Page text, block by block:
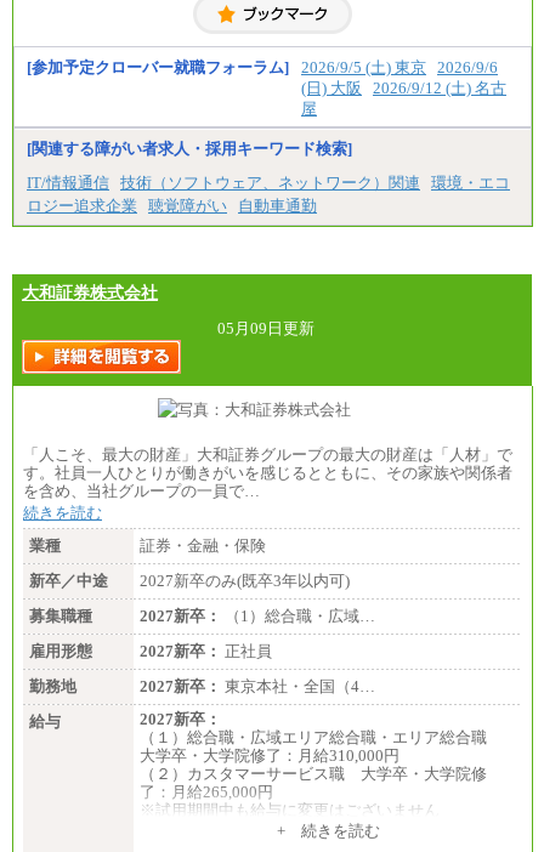
[参加予定クローバー就職フォーラム] 2026/9/5 (土) 東京 2026/9/6
(日) 大阪
2026/9/12 (土) 名古
屋
[関連する障がい者求人・採用キーワード検索]
IT/情報通信 技術（ソフトウェア、ネットワーク）関連
環境・エコ
ロジー追求企業
聴覚障がい 自動車通勤
大和証券株式会社
05月09日更新
「人こそ、最大の財産」大和証券グループの最大の財産は「人材」で
す。社員一人ひとりが働きがいを感じるとともに、その家族や関係者
を含め、当社グループの一員で…
続きを読む
業種
証券・金融・保険
新卒／中途
2027新卒のみ(既卒3年以内可)
募集職種
2027新卒：
（1）総合職・広域…
雇用形態
2027新卒： 正社員
勤務地
2027新卒： 東京本社・全国（4…
給与
2027新卒：
（１）総合職・広域エリア総合職・エリア総合職
大学卒・大学院修了：月給310,000円
（２）カスタマーサービス職 大学卒・大学院修
了：月給265,000円
※試用期間中も給与に変更はございません
+ 続きを読む